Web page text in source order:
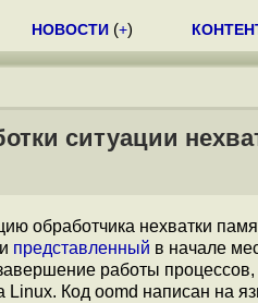
НОВОСТИ (+)
ситуации
обработчика нехватки
представленный в начале
работы
Linux. Код oomd написан на